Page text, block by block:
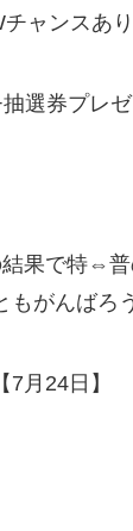
ャンスあ
選券プレゼ
果で特⇔普
もがんばろ
月24日】